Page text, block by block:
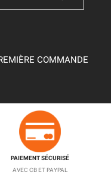
COMMANDE
PAIEMENT SÉCURISÉ
AVEC CB ET PAYPAL